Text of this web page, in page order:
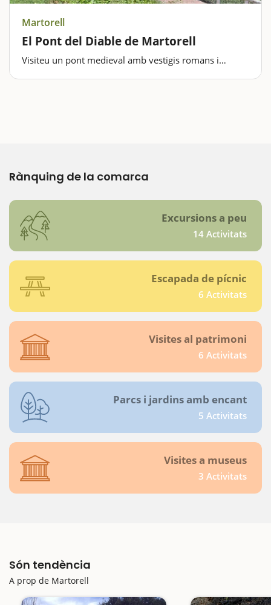
Martorell
El Pont del Diable de Martorell
Visiteu un pont medieval amb vestigis romans i
Rànquing de la comarca
Excursions a peu
14 Activitats
Escapada de pícnic
6 Activitats
Visites al patrimoni
6 Activitats
Parcs i jardins amb encant
5 Activitats
Visites a museus
3 Activitats
Són tendència
A prop de Martorell